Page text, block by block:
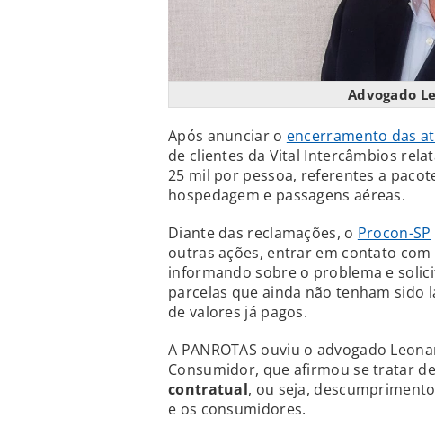
Advogado
Após anunciar o encerramento das
de clientes da Vital Intercâmbios
25 mil por pessoa, referentes a
hospedagem e passagens aéreas.
Diante das reclamações, o Procon-SP
outras ações, entrar em contato
informando sobre o problema e
parcelas que ainda não tenham sido
de valores já pagos.
A PANROTAS ouviu o advogado
Consumidor, que afirmou se tratar
contratual, ou seja,
e os consumidores.